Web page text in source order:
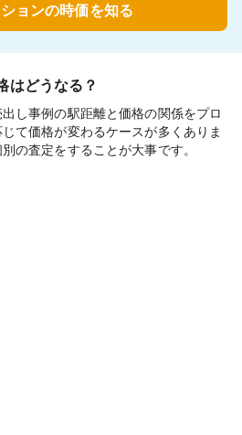
ョンの時価を知る
はどうなる？
し事例の駅距離と価格の関係をプロ
て価格が変わるケースが多くありま
の査定をすることが大事です。